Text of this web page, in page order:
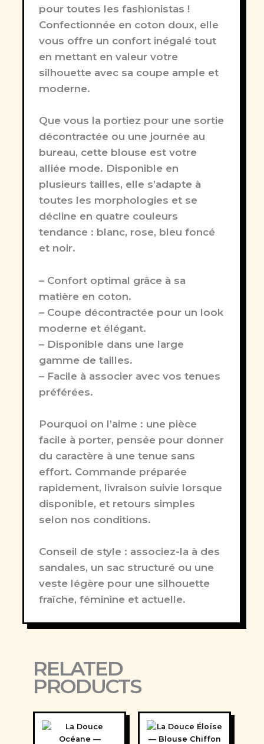
pour toutes les fashionistas !
Confectionnée en coton doux, elle
vous offre un confort inégalé tout
en mettant en valeur votre
silhouette avec sa coupe ample et
moderne.
Que vous la portiez pour une sortie
décontractée ou une journée au
bureau, cette blouse est votre
alliée mode. Disponible en
plusieurs tailles, elle s’adapte à
toutes les morphologies et se
décline en quatre couleurs
tendance : blanc, rose, bleu foncé
et noir.
– Confort optimal grâce à sa
matière en coton.
– Coupe décontractée pour un look
moderne et élégant.
– Disponible dans une large
gamme de tailles.
– Facile à associer avec vos tenues
préférées.
Pourquoi on l’aime : une pièce
facile à porter, pensée pour donner
du caractère à une tenue sans
effort. Commande préparée
rapidement, livraison suivie lorsque
disponible, et retours simples
selon nos conditions.
Conseil de style : associez-la à des
sandales, un sac structuré ou une
veste légère pour une silhouette
fraîche, féminine et actuelle.
RELATED
PRODUCTS